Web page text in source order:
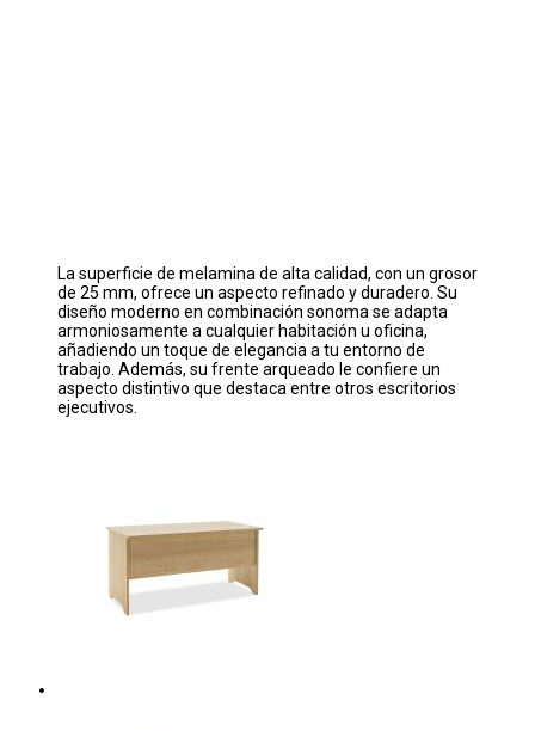
La superficie de melamina de alta calidad, con un grosor
de 25 mm, ofrece un aspecto refinado y duradero. Su
diseño moderno en combinación sonoma se adapta
armoniosamente a cualquier habitación u oficina,
añadiendo un toque de elegancia a tu entorno de
trabajo. Además, su frente arqueado le confiere un
aspecto distintivo que destaca entre otros escritorios
ejecutivos.